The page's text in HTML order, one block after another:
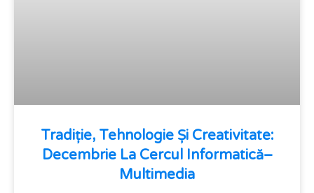
Tradiție, Tehnologie Și Creativitate:
Decembrie La Cercul Informatică–
Multimedia